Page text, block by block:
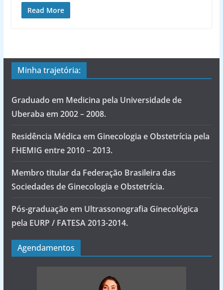
Read More
Minha trajetória:
Graduado em Medicina pela Universidade de
Uberaba em 2002 – 2008.
Residência Médica em Ginecologia e Obstetrícia pela
FHEMIG entre 2010 – 2013.
Membro titular da Federação Brasileira das
Sociedades de Ginecologia e Obstetrícia.
Pós-graduação em Ultrassonografia Ginecológica
pela EURP / FATESA 2013-2014.
Agendamentos